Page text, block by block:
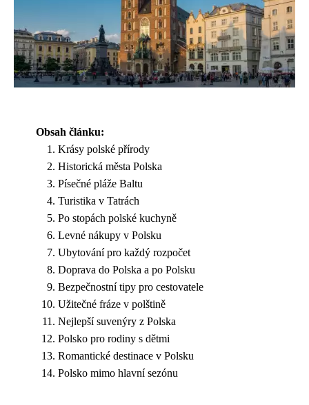
Obsah článku:
Krásy polské přírody
Historická města Polska
Písečné pláže Baltu
Turistika v Tatrách
Po stopách polské kuchyně
Levné nákupy v Polsku
Ubytování pro každý rozpočet
Doprava do Polska a po Polsku
Bezpečnostní tipy pro cestovatele
Užitečné fráze v polštině
Nejlepší suvenýry z Polska
Polsko pro rodiny s dětmi
Romantické destinace v Polsku
Polsko mimo hlavní sezónu